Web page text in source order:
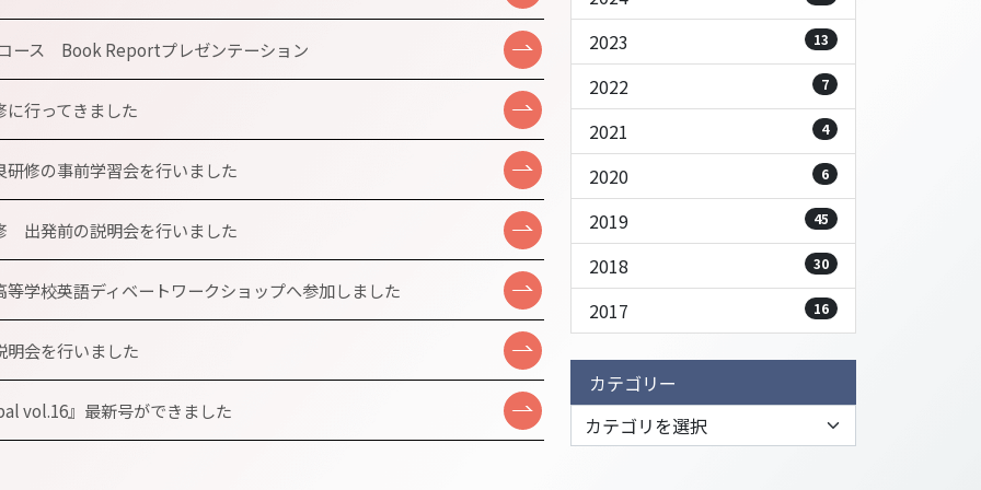
ース Book Reportプレゼンテーション
に行ってきました
研修の事前学習会を行いました
出発前の説明会を行いました
等学校英語ディベートワークショップへ参加しました
明会を行いました
vol.16』最新号ができました
2023 13
2022 7
2021 4
2020 6
2019 45
2018 30
2017 16
カテゴリー